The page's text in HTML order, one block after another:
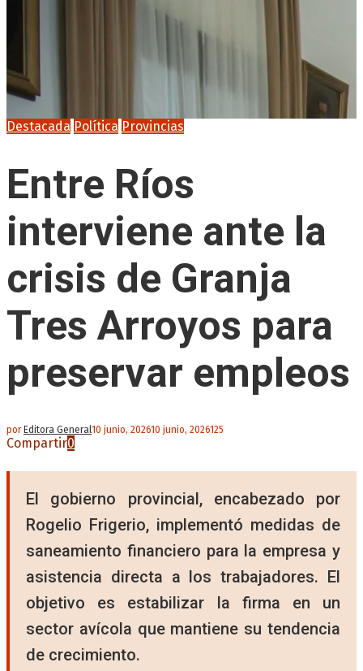
Destacada Política Provincias
Entre Ríos
interviene ante la
crisis de Granja
Tres Arroyos para
preservar empleos
porEditora General10 junio, 202610 junio, 2026125
Compartir0
El gobierno provincial, encabezado por
Rogelio Frigerio, implementó medidas de
saneamiento financiero para la empresa y
asistencia directa a los trabajadores. El
objetivo es estabilizar la firma en un
sector avícola que mantiene su tendencia
de crecimiento.